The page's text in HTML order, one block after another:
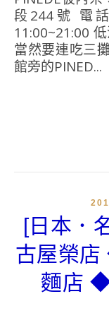
段244號 電
11:00~21:00
當然要連吃三
館旁的PINED...
[日本．
古屋榮
麵店